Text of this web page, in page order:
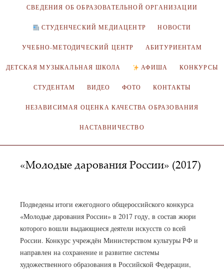
СВЕДЕНИЯ ОБ ОБРАЗОВАТЕЛЬНОЙ ОРГАНИЗАЦИИ
СТУДЕНЧЕСКИЙ МЕДИАЦЕНТР НОВОСТИ
УЧЕБНО-МЕТОДИЧЕСКИЙ ЦЕНТР АБИТУРИЕНТАМ
ДЕТСКАЯ МУЗЫКАЛЬНАЯ ШКОЛА АФИША КОНКУРСЫ
СТУДЕНТАМ ВИДЕО ФОТО КОНТАКТЫ
НЕЗАВИСИМАЯ ОЦЕНКА КАЧЕСТВА ОБРАЗОВАНИЯ
НАСТАВНИЧЕСТВО
«Молодые дарования России» (2017)
Подведены итоги ежегодного общероссийского конкурса
«Молодые дарования России» в 2017 году, в состав жюри
которого вошли выдающиеся деятели искусств со всей
России. Конкурс учреждён Министерством культуры РФ и
направлен на сохранение и развитие системы
художественного образования в Российской Федерации,